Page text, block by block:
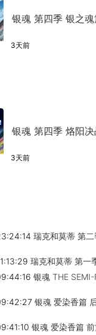
银魂 第四季 银之
3天前
银魂 第四季 烙阳
3天前
瑞克和莫蒂 第
瑞克和莫蒂 第一
银魂 THE
银魂 爱染香篇
银魂 爱染香篇